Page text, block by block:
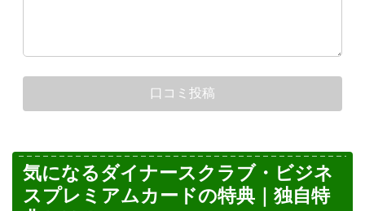
気になるダイナースクラブ・ビジネ
スプレミアムカードの特典｜独自特